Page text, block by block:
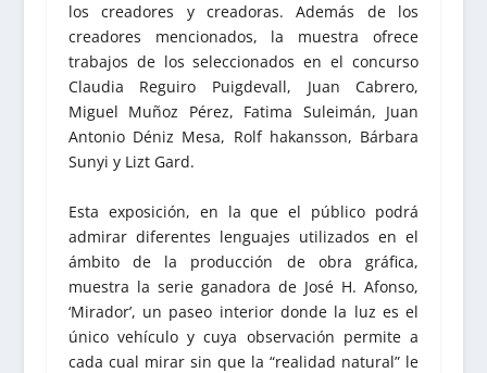
los creadores y creadoras. Además de los
creadores mencionados, la muestra ofrece
trabajos de los seleccionados en el concurso
Claudia Reguiro Puigdevall, Juan Cabrero,
Miguel Muñoz Pérez, Fatima Suleimán, Juan
Antonio Déniz Mesa, Rolf hakansson, Bárbara
Sunyi y Lizt Gard.
Esta exposición, en la que el público podrá
admirar diferentes lenguajes utilizados en el
ámbito de la producción de obra gráfica,
muestra la serie ganadora de José H. Afonso,
‘Mirador’, un paseo interior donde la luz es el
único vehículo y cuya observación permite a
cada cual mirar sin que la “realidad natural” le